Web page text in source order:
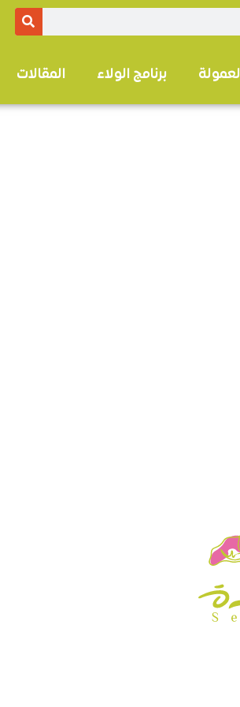
برنامج الولاء المقالات